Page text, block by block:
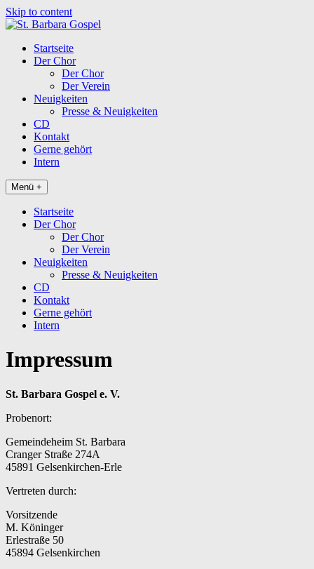
Skip to content
Startseite
Der Chor
Der Chor
Der Verein
Neuigkeiten
Presse & Neuigkeiten
CD
Kontakt
Gerne gehört
Intern
Menü +
Startseite
Der Chor
Der Chor
Der Verein
Neuigkeiten
Presse & Neuigkeiten
CD
Kontakt
Gerne gehört
Intern
Impressum
St. Barbara Gospel e. V.
Probenort:
Gemeindeheim St. Barbara
Cranger Straße 274A
45891 Gelsenkirchen-Erle
Vertreten durch:
Vorsitzende
M. Köninger
Erlestraße 50
45894 Gelsenkirchen